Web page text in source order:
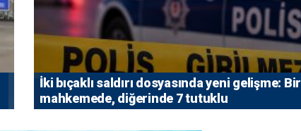
İki bıçaklı saldırı dosyasında yeni gelişme:
mahkemede, diğerinde 7 tutuklu